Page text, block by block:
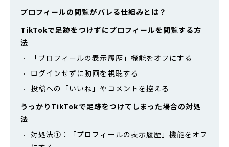
プロフィールの閲覧がバレる仕組みとは？
TikTokで足跡をつけずにプロフィールを閲覧する方
法
「プロフィールの表示履歴」機能をオフにする
ログインせずに動画を視聴する
投稿への「いいね」やコメントを控える
うっかりTikTokで足跡をつけてしまった場合の対処
法
対処法①：「プロフィールの表示履歴」機能をオフ